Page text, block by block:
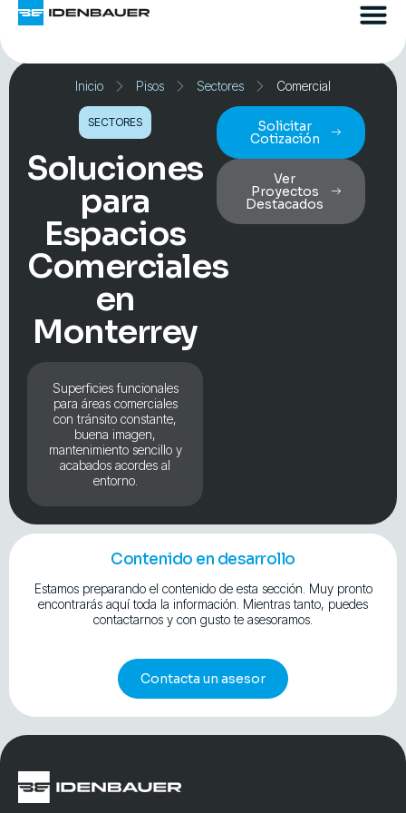
Inicio Pisos Sectores Comercial
SECTORES
Soluciones
para
Espacios
Comerciales
en
Monterrey
Superficies funcionales
para áreas comerciales
con tránsito constante,
buena imagen,
mantenimiento sencillo y
acabados acordes al
entorno.
Solicitar
Cotización
Ver
Proyectos
Destacados
Contenido en desarrollo
Estamos preparando el contenido de esta sección. Muy pronto
encontrarás aquí toda la información. Mientras tanto, puedes
contactarnos y con gusto te asesoramos.
Contacta un asesor